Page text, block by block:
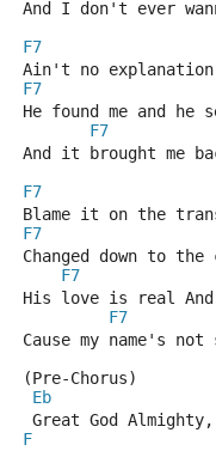
And I don't ever
F7
Ain't no explanation
F7
He found me and he
F7
And it brought me
F7
Blame it on the
F7
Changed down to the
F7
His love is real
F7
Cause my name's not
(Pre-Chorus)
Eb
Great God Almighty,
F